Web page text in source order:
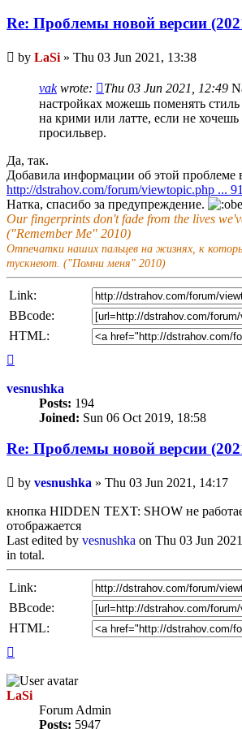
Re: Проблемы новой версии
Unread
post
by LaSi » Thu 03 Jun 2021, 13:38
vakwrote: Thu 03 Jun 2021, 12:49
настройках можешь поменять
на крими или латте, если не хочешь
просильвер.
Да, так.
Добавила информации об этой проблеме
http://dstrahov.com/forum/viewtopic.php ...
Натка, спасибо за предупреждение.
Our fingerprints don't fade from the lives
("Remember Me" 2010)
Отпечатки наших пальцев на жизнях, к
тускнеют. ("Помни меня" 2010)
Link:
BBcode:
HTML:
vesnushka
Posts: 194
Joined: Sun 06 Oct 2019, 18:58
Re: Проблемы новой версии
Unread
post
by vesnushka » Thu 03 Jun 2021, 14:17
кнопка HIDDEN TEXT: SHOW не
отображается
Last edited by vesnushka on Thu 03 Jun
in total.
Link:
BBcode:
HTML:
LaSi
Forum Admin
Posts: 5947